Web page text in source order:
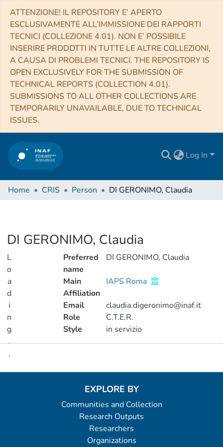
ATTENZIONE! IL REPOSITORY E’ APERTO
ESCLUSIVAMENTE ALL’IMMISSIONE DEI RAPPORTI
TECNICI (COLLEZIONE 4.01). NON E’ POSSIBILE
INSERIRE PRODOTTI IN TUTTE LE ALTRE COLLEZIONI,
A CAUSA DI PROBLEMI TECNICI. THE REPOSITORY IS
OPEN EXCLUSIVELY FOR THE SUBMISSION OF
TECHNICAL REPORTS (COLLECTION 4.01).
SUBMISSIONS TO ALL OTHER COLLECTIONS ARE
TEMPORARILY UNAVAILABLE, DUE TO TECHNICAL
ISSUES.
Log In
Home CRIS Person DI GERONIMO, Claudia
DI GERONIMO, Claudia
L
o
a
d
i
n
g
..
.
Loading...
Preferred
name
DI GERONIMO, Claudia
Main
Affiliation
IAPS Roma
Email
claudia.digeronimo@inaf.it
Role
C.T.E.R.
Style
in servizio
EXPLORE BY
Communities and Collection
Research Outputs
Researchers
Organizations